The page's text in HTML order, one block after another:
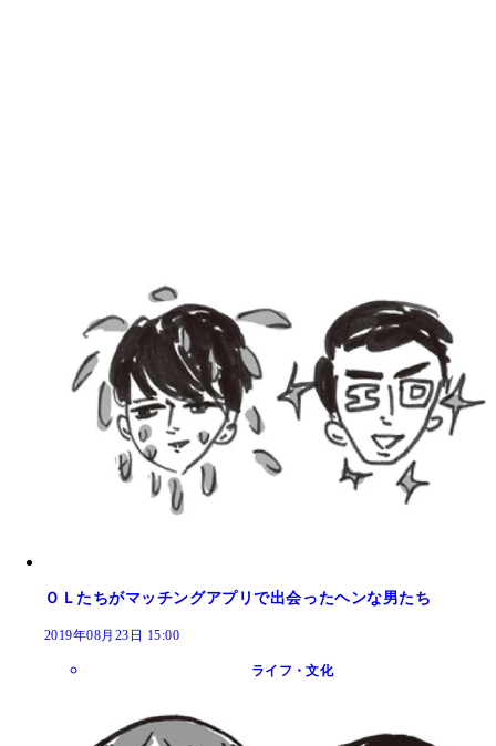
ＯＬたちがマッチングアプリで出会ったヘンな男たち
2019年08月23日 15:00
ライフ・文化